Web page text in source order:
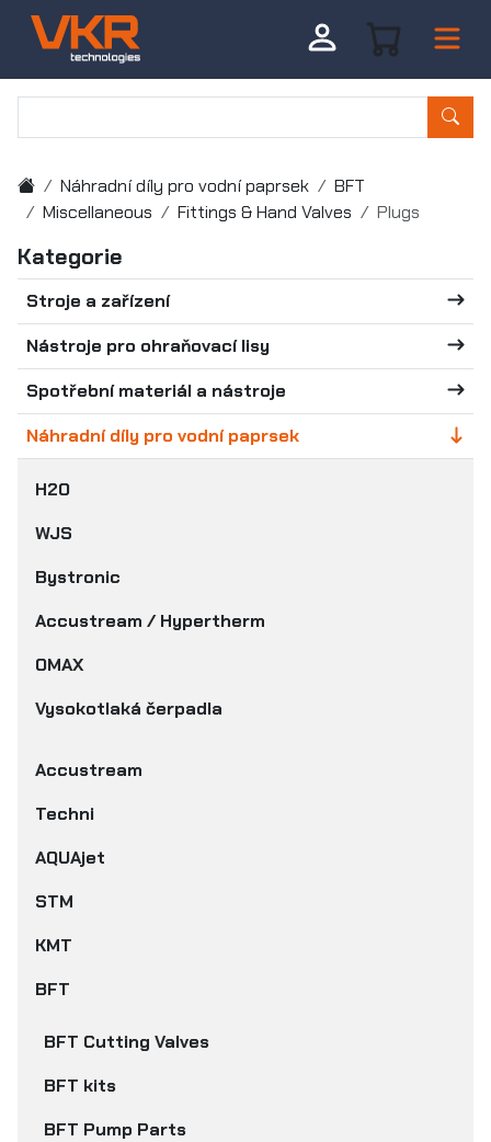
Náhradní díly pro vodní paprsek
BFT
Miscellaneous
Fittings & Hand Valves Plugs
Kategorie
Stroje a zařízení
Nástroje pro ohraňovací lisy
Spotřební materiál a nástroje
Náhradní díly pro vodní paprsek
H2O
WJS
Bystronic
Accustream / Hypertherm
OMAX
Vysokotlaká čerpadla
Accustream
Techni
AQUAjet
STM
KMT
BFT
BFT Cutting Valves
BFT kits
BFT Pump Parts